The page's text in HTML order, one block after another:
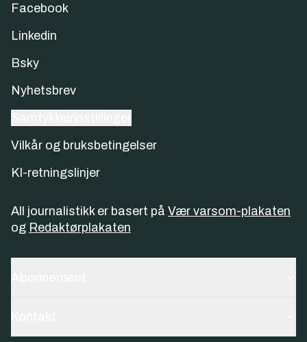
Facebook
Linkedin
Bsky
Nyhetsbrev
Vilkår og bruksbetingelser
KI-retningslinjer
All journalistikk er basert på Vær varsom-plakaten
og Redaktørplakaten